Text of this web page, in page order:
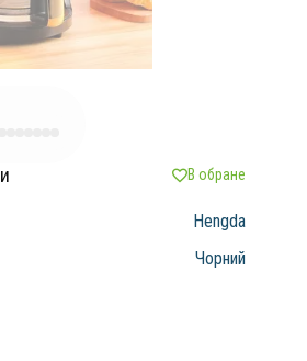
В обране
Hengda
Чорний